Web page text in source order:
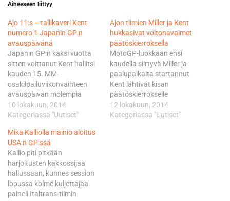
Aiheeseen liittyy
Ajo 11:s – tallikaveri Kent
numero 1 Japanin GP:n
avauspäivänä
Japanin GP:n kaksi vuotta
sitten voittanut Kent hallitsi
kauden 15. MM-
osakilpailuviikonvaihteen
avauspäivän molempia
harjoitusjaksoja. Kent korjaili
nimissään ollutta aiempaa
sessiossa roimasti lukemiin
1.57,611. Iltapäivällä kulki
vieläkin lujempaa: 1.57,317.
Ajon vauhti oli sekin ihan
kelpo tasolla. Hän pysäytti
kellot jälkimmäisellä
harjoitusjaksolla lukemiin
10 lokakuun, 2014
Kategoriassa "Uutiset"
Ajon tiimien Miller ja Kent
hukkasivat voitonavaimet
päätöskierroksella
MotoGP-luokkaan ensi
kaudella siirtyvä Miller ja
paalupaikalta startannut
Kent lähtivät kisan
päätöskierrokselle
kärkipaikat hallussaan
Hondan Alex Marquez
12 lokakuun, 2014
Kategoriassa "Uutiset"
Mika Kalliolla mainio aloitus
USA:n GP:ssä
Kallio piti pitkään
harjoitusten kakkossijaa
hallussaan, kunnes session
lopussa kolme kuljettajaa
paineli Italtrans-tiimin